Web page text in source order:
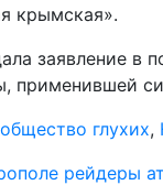
крымская».
заявление в
применившей
глухих,
рейдеры